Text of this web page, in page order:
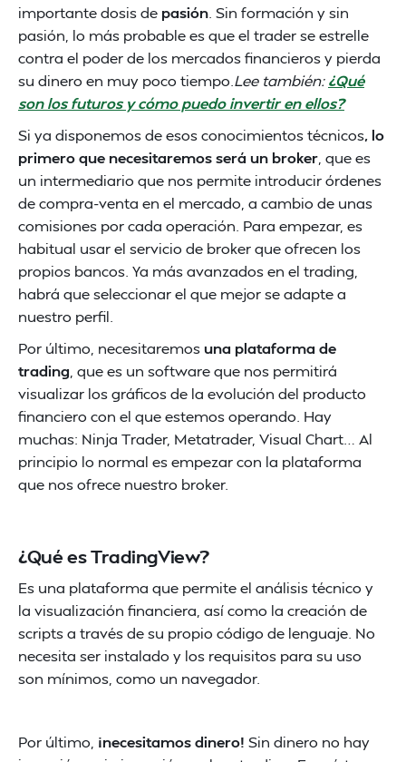
importante dosis de pasión . Sin formación y sin
pasión, lo más probable es que el trader se estrelle
contra el poder de los mercados financieros y pierda
su dinero en muy poco tiempo. Lee también:¿Qué
son los futuros y cómo puedo invertir en ellos?
Si ya disponemos de esos conocimientos técnicos, lo
primero que necesitaremos será un broker , que es
un intermediario que nos permite introducir órdenes
de compra-venta en el mercado, a cambio de unas
comisiones por cada operación. Para empezar, es
habitual usar el servicio de broker que ofrecen los
propios bancos. Ya más avanzados en el trading,
habrá que seleccionar el que mejor se adapte a
nuestro perfil.
Por último, necesitaremosuna plataforma de
trading , que es un software que nos permitirá
visualizar los gráficos de la evolución del producto
financiero con el que estemos operando. Hay
muchas: Ninja Trader, Metatrader, Visual Chart… Al
principio lo normal es empezar con la plataforma
que nos ofrece nuestro broker.
¿Qué es TradingView?
Es una plataforma que permite el análisis técnico y
la visualización financiera, así como la creación de
scripts a través de su propio código de lenguaje. No
necesita ser instalado y los requisitos para su uso
son mínimos, como un navegador.
Por último, ¡necesitamos dinero! Sin dinero no hay